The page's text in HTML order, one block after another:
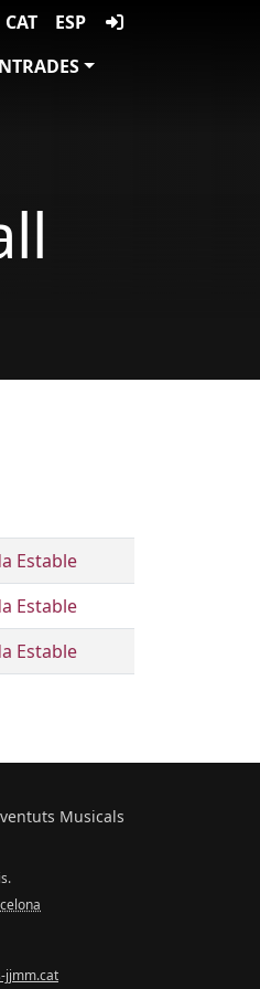
CAT
ESP
Estable
Estable
Estable
Musicals
jjmm.cat